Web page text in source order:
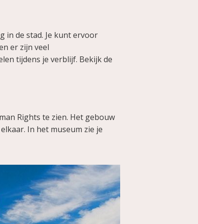
in de stad. Je kunt ervoor
er zijn veel
tijdens je verblijf. Bekijk de
Rights te zien. Het gebouw
In het museum zie je